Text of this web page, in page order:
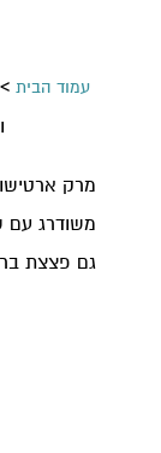
עמוד הבית >
מרק
משודרג עם
גם פצצת